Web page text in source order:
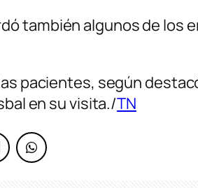
también algunos de los
pacientes, según
en su visita./TN